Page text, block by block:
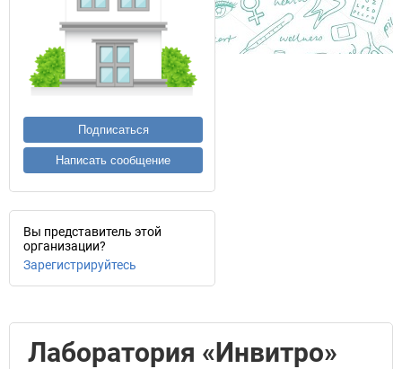
Подписаться
Написать сообщение
Вы представитель этой
организации?
Зарегистрируйтесь
Лаборатория «Инвитро»